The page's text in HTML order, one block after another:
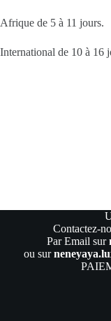
Afrique de 5 à 11 jours.
International de 10 à 16
Contactez-
Par Email sur
ou sur